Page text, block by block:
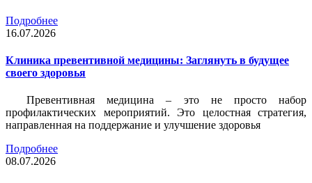
Подробнее
16.07.2026
Клиника превентивной медицины: Заглянуть в будущее
своего здоровья
Превентивная медицина – это не просто набор
профилактических мероприятий. Это целостная стратегия,
направленная на поддержание и улучшение здоровья
Подробнее
08.07.2026